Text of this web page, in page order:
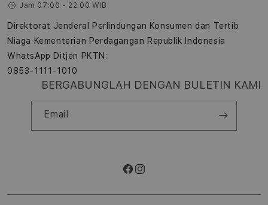
Jam 07:00 - 22:00 WIB
Direktorat Jenderal Perlindungan Konsumen dan Tertib
Niaga Kementerian Perdagangan Republik Indonesia
WhatsApp Ditjen PKTN:
0853-1111-1010
BERGABUNGLAH DENGAN BULETIN KAMI
Email
Facebook
Instagram
pembayaran